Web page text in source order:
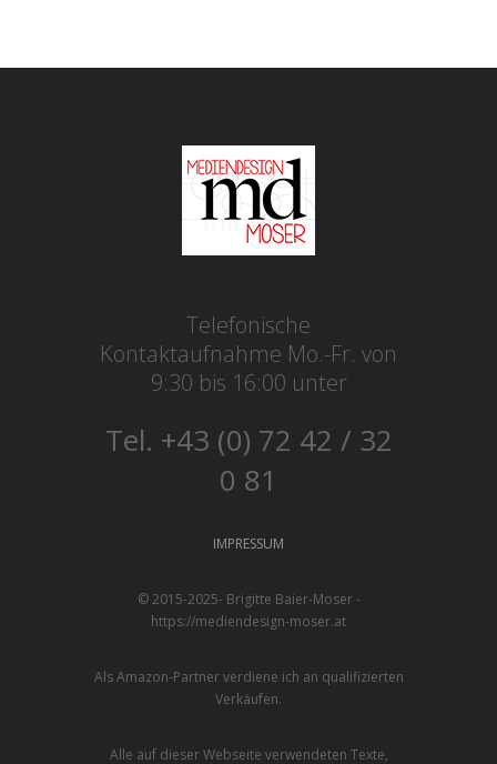
Telefonische
Kontaktaufnahme Mo.-Fr. von
9:30 bis 16:00 unter
Tel. +43 (0) 72 42 / 32
0 81
IMPRESSUM
© 2015-2025- Brigitte Baier-Moser -
https://mediendesign-moser.at
Als Amazon-Partner verdiene ich an qualifizierten
Verkäufen.
Alle auf dieser Webseite verwendeten Texte,